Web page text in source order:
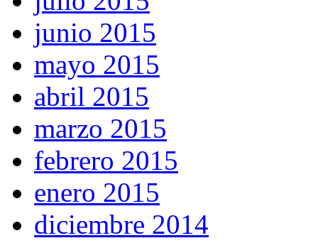
junio 2015
mayo 2015
abril 2015
marzo 2015
febrero 2015
enero 2015
diciembre 2014